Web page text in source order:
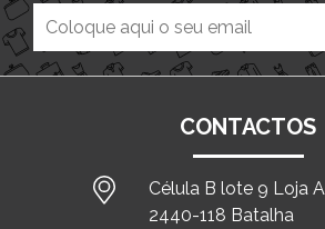
CONTACTOS
Célula B lote 9 Loja A
2440-118 Batalha